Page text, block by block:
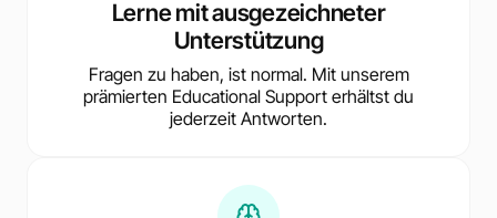
Lerne mit ausgezeichneter
Unterstützung
Fragen zu haben, ist normal. Mit unserem
prämierten Educational Support erhältst du
jederzeit Antworten.